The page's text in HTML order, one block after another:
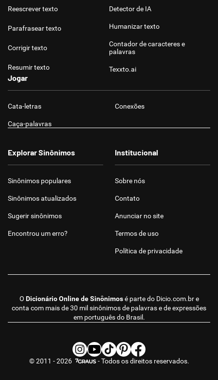
Reescrever texto
Parafrasear texto
Corrigir texto
Resumir texto
Detector de IA
Humanizar texto
Contador de caracteres e
palavras
Texxto.ai
Jogar
Cata-letras Conexões
Caça-palavras
O Dicionário Online de Sinônimosé parte do Dicio.com.bre
conta com mais de 30 mil sinônimos de palavras e de expressões
em português do Brasil.
Explorar Sinônimos
Sinônimos populares
Sinônimos atualizados
Sugerir sinônimos
Encontrou um erro?
Institucional
Sobre nós
Contato
Anunciar no site
Termos de uso
Política de privacidade
© 2011 - 2026 - Todos os direitos reservados.